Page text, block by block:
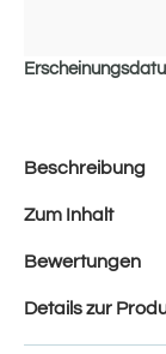
Beschreibung
Zum Inhalt
Bewertungen
Details zur